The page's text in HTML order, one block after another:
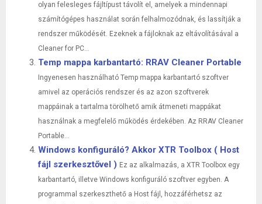
olyan felesleges fájltípust távolít el, amelyek a mindennapi
számítógépes használat során felhalmozódnak, és lassítják a
rendszer működését. Ezeknek a fájloknak az eltávolításával a
Cleaner for PC...
Temp mappa karbantartó: RRAV Cleaner Portable
Ingyenesen használható Temp mappa karbantartó szoftver
amivel az operációs rendszer és az azon szoftverek
mappáinak a tartalma törölhető amik átmeneti mappákat
használnak a megfelelő működés érdekében. Az RRAV Cleaner
Portable...
Windows konfiguráló? Akkor XTR Toolbox ( Host
fájl szerkesztővel ) Ez az alkalmazás, a XTR Toolbox egy
karbantartó, illetve Windows konfiguráló szoftver egyben. A
programmal szerkeszthető a Host fájl, hozzáférhetsz az